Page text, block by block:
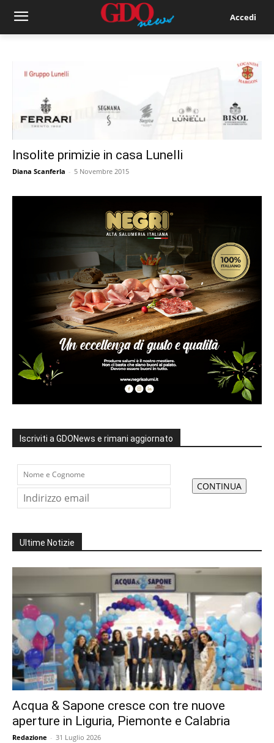
Accedi
Insolite primizie in casa Lunelli
Diana Scanferla - 5 Novembre 2015
Iscriviti a GDONews e rimani aggiornato
Ultime Notizie
Acqua & Sapone cresce con tre nuove
aperture in Liguria, Piemonte e Calabria
Redazione - 31 Luglio 2026